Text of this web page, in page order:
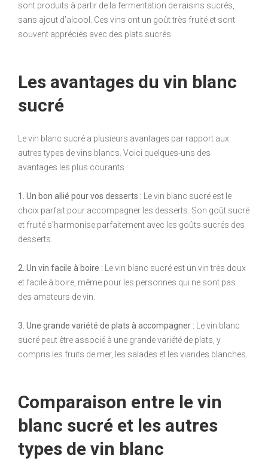
sont produits à partir de la fermentation de raisins sucrés,
sans ajout d’alcool. Ces vins ont un goût très fruité et sont
souvent appréciés avec des plats sucrés.
Les avantages du vin blanc
sucré
Le vin blanc sucré a plusieurs avantages par rapport aux
autres types de vins blancs. Voici quelques-uns des
avantages les plus courants :
1. Un bon allié pour vos desserts : Le vin blanc sucré est le
choix parfait pour accompagner les desserts. Son goût sucré
et fruité s’harmonise parfaitement avec les goûts sucrés des
desserts.
2. Un vin facile à boire : Le vin blanc sucré est un vin très doux
et facile à boire, même pour les personnes qui ne sont pas
des amateurs de vin.
3. Une grande variété de plats à accompagner : Le vin blanc
sucré peut être associé à une grande variété de plats, y
compris les fruits de mer, les salades et les viandes blanches.
Comparaison entre le vin
blanc sucré et les autres
types de vin blanc